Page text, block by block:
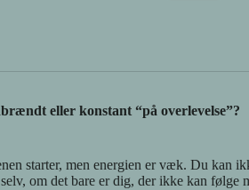
eller konstant “på overlevelse”?
starter, men energien er væk. Du kan
om det bare er dig, der ikke kan følge